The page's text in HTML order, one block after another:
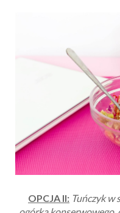
OPCJA II: Tuńczyk w